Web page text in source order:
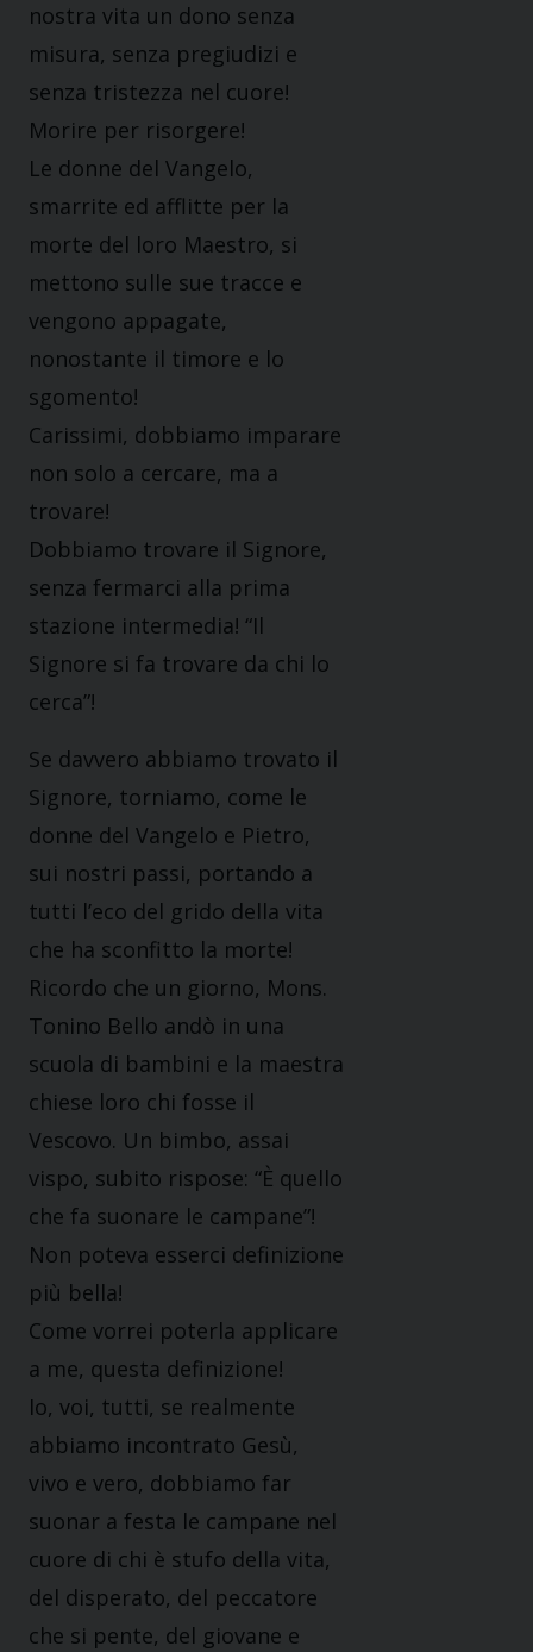
nostra vita un dono senza
misura, senza pregiudizi e
senza tristezza nel cuore!
Morire per risorgere!
Le donne del Vangelo,
smarrite ed afflitte per la
morte del loro Maestro, si
mettono sulle sue tracce e
vengono appagate,
nonostante il timore e lo
sgomento!
Carissimi, dobbiamo imparare
non solo a cercare, ma a
trovare!
Dobbiamo trovare il Signore,
senza fermarci alla prima
stazione intermedia! “Il
Signore si fa trovare da chi lo
cerca”!
Se davvero abbiamo trovato il
Signore, torniamo, come le
donne del Vangelo e Pietro,
sui nostri passi, portando a
tutti l’eco del grido della vita
che ha sconfitto la morte!
Ricordo che un giorno, Mons.
Tonino Bello andò in una
scuola di bambini e la maestra
chiese loro chi fosse il
Vescovo. Un bimbo, assai
vispo, subito rispose: “È quello
che fa suonare le campane”!
Non poteva esserci definizione
più bella!
Come vorrei poterla applicare
a me, questa definizione!
Io, voi, tutti, se realmente
abbiamo incontrato Gesù,
vivo e vero, dobbiamo far
suonar a festa le campane nel
cuore di chi è stufo della vita,
del disperato, del peccatore
che si pente, del giovane e